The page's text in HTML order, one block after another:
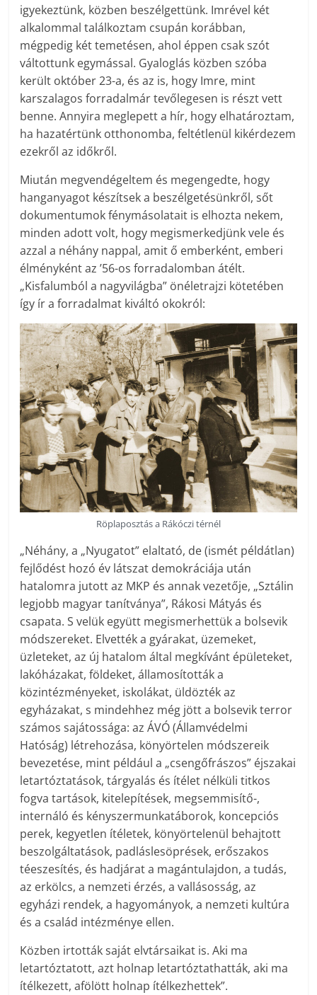
igyekeztünk, közben beszélgettünk. Imrével két
alkalommal találkoztam csupán korábban,
mégpedig két temetésen, ahol éppen csak szót
váltottunk egymással. Gyaloglás közben szóba
került október 23-a, és az is, hogy Imre, mint
karszalagos forradalmár tevőlegesen is részt vett
benne. Annyira meglepett a hír, hogy elhatároztam,
ha hazatértünk otthonomba, feltétlenül kikérdezem
ezekről az időkről.
Miután megvendégeltem és megengedte, hogy
hanganyagot készítsek a beszélgetésünkről, sőt
dokumentumok fénymásolatait is elhozta nekem,
minden adott volt, hogy megismerkedjünk vele és
azzal a néhány nappal, amit ő emberként, emberi
élményként az ’56-os forradalomban átélt.
„Kisfalumból a nagyvilágba” önéletrajzi kötetében
így ír a forradalmat kiváltó okokról:
Röplaposztás a Rákóczi térnél
„Néhány, a „Nyugatot” elaltató, de (ismét példátlan)
fejlődést hozó év látszat demokráciája után
hatalomra jutott az MKP és annak vezetője, „Sztálin
legjobb magyar tanítványa”, Rákosi Mátyás és
csapata. S velük együtt megismerhettük a bolsevik
módszereket. Elvették a gyárakat, üzemeket,
üzleteket, az új hatalom által megkívánt épületeket,
lakóházakat, földeket, államosították a
közintézményeket, iskolákat, üldözték az
egyházakat, s mindehhez még jött a bolsevik terror
számos sajátossága: az ÁVÓ (Államvédelmi
Hatóság) létrehozása, könyörtelen módszereik
bevezetése, mint például a „csengőfrászos” éjszakai
letartóztatások, tárgyalás és ítélet nélküli titkos
fogva tartások, kitelepítések, megsemmisítő-,
internáló és kényszermunkatáborok, koncepciós
perek, kegyetlen ítéletek, könyörtelenül behajtott
beszolgáltatások, padláslesöprések, erőszakos
téeszesítés, és hadjárat a magántulajdon, a tudás,
az erkölcs, a nemzeti érzés, a vallásosság, az
egyházi rendek, a hagyományok, a nemzeti kultúra
és a család intézménye ellen.
Közben irtották saját elvtársaikat is. Aki ma
letartóztatott, azt holnap letartóztathatták, aki ma
ítélkezett, afölött holnap ítélkezhettek”.